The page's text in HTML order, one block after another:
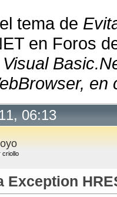
tema de
en Foros
06:13
criollo
Exception